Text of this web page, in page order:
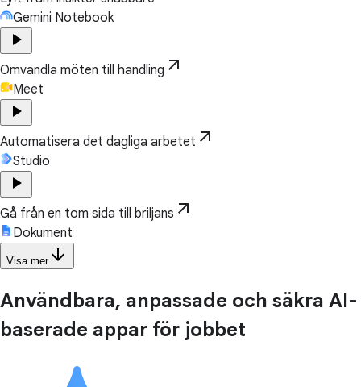
Gemini Notebook
play_arrow
Omvandla möten till handling arrow_outward
Meet
play_arrow
Automatisera det dagliga arbetet arrow_outward
Studio
play_arrow
Gå från en tom sida till briljans arrow_outward
Dokument
Visa merarrow_downward
Användbara, anpassade och säkra AI-
baserade appar för jobbet